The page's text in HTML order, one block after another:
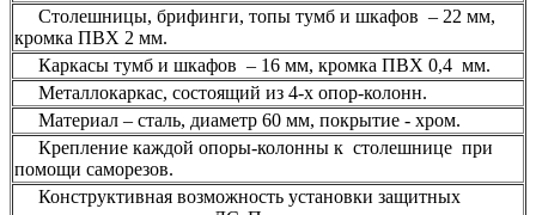
Столешницы, брифинги, топы тумб и шкафов – 22 мм,
кромка ПВХ 2 мм.
Каркасы тумб и шкафов – 16 мм, кромка ПВХ 0,4 мм.
Металлокаркас, состоящий из 4-х опор-колонн.
Материал – сталь, диаметр 60 мм, покрытие - хром.
Крепление каждой опоры-колонны к столешнице при
помощи саморезов.
Конструктивная возможность установки защитных